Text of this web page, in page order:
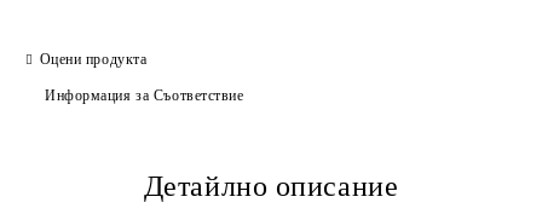
Оцени продукта
Информация за Съответствие
Детайлно описание